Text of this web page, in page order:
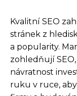
Kvalitní SEO
stránek z
a popularity.
zohledňují
návratnost
ruku v ruce,